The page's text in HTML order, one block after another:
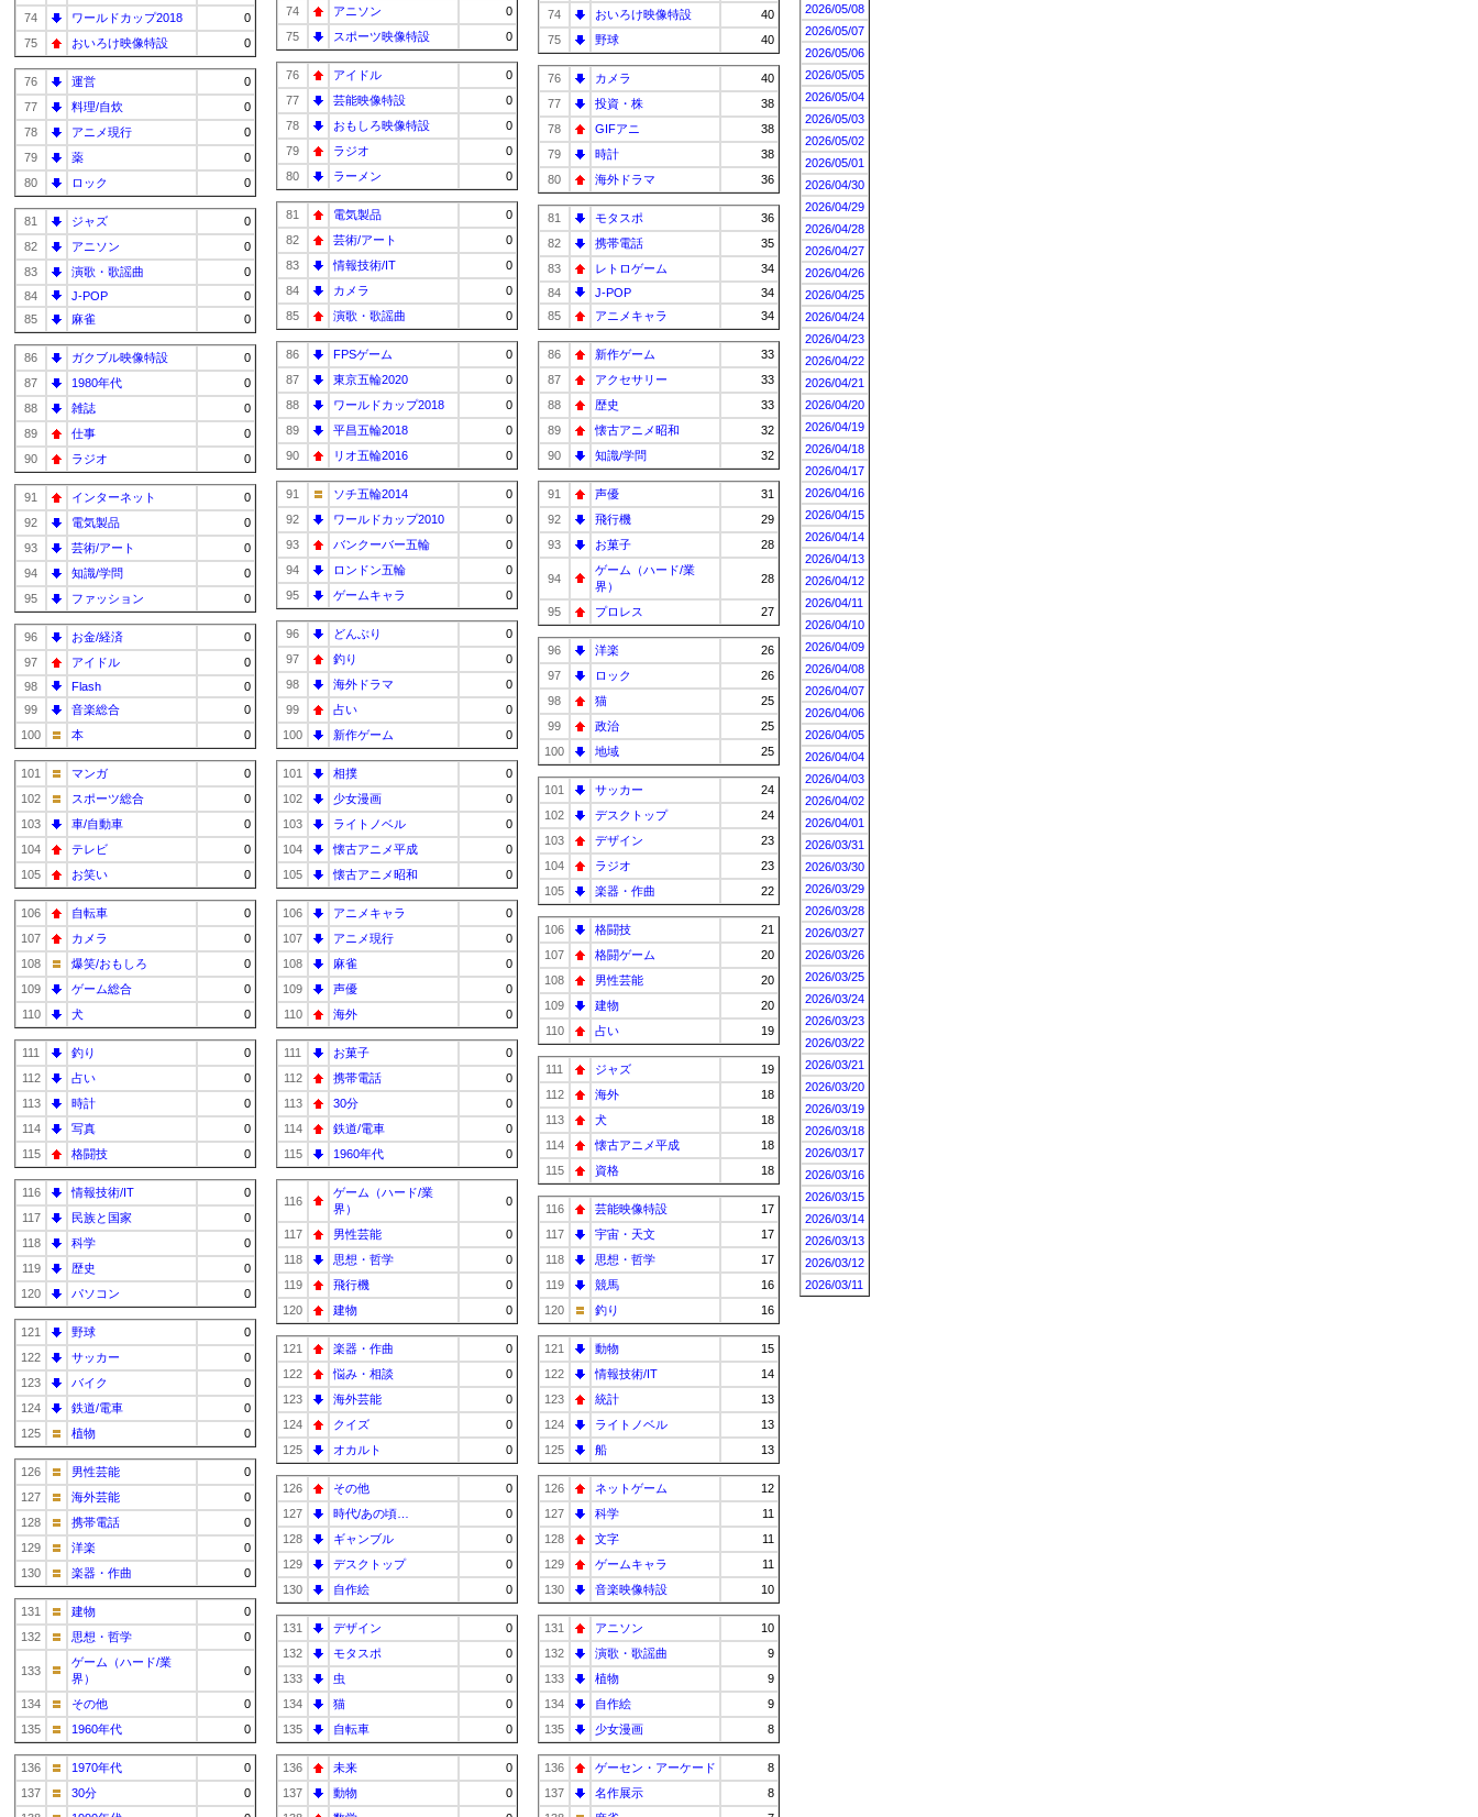
74
ワールドカップ2018
0
75
おいろけ映像特設 0
76 運営
0
77
料理/自炊
0
78
アニメ現行
0
79
薬
0
80
ロック 0
81 ジャズ
0
82
アニソン
0
83
演歌・歌謡曲
0
84
J-POP
0
85
麻雀 0
86 ガクブル映像特設
0
87
1980年代
0
88
雑誌
0
89
仕事
0
90
ラジオ 0
91 インターネット
0
92
電気製品
0
93
芸術/アート
0
94
知識/学問
0
95
ファッション 0
96 お金/経済
0
97
アイドル
0
98
Flash
0
99
音楽総合
0
100
本 0
101 マンガ
0
102
スポーツ総合
0
103
車/自動車
0
104
テレビ
0
105
お笑い 0
106 自転車
0
107
カメラ
0
108
爆笑/おもしろ
0
109
ゲーム総合
0
110
犬 0
111 釣り
0
112
占い
0
113
時計
0
114
写真
0
115
格闘技 0
116 情報技術/IT
0
117
民族と国家
0
118
科学
0
119
歴史
0
120
パソコン 0
121 野球
0
122
サッカー
0
123
バイク
0
124
鉄道/電車
0
125
植物 0
126 男性芸能
0
127
海外芸能
0
128
携帯電話
0
129
洋楽
0
130
楽器・作曲 0
131 建物
0
132
思想・哲学 0
133
ゲーム（ハード/業
界）
0
134 その他
0
135
1960年代 0
136 1970年代
0
137
30分
0
74
アニソン
0
75
スポーツ映像特設 0
76 アイドル
0
77
芸能映像特設
0
78
おもしろ映像特設
0
79
ラジオ
0
80
ラーメン 0
81 電気製品
0
82
芸術/アート
0
83
情報技術/IT
0
84
カメラ
0
85
演歌・歌謡曲 0
86 FPSゲーム
0
87
東京五輪2020
0
88
ワールドカップ2018
0
89
平昌五輪2018
0
90
リオ五輪2016 0
91 ソチ五輪2014
0
92
ワールドカップ2010
0
93
バンクーバー五輪
0
94
ロンドン五輪
0
95
ゲームキャラ 0
96 どんぶり
0
97
釣り
0
98
海外ドラマ
0
99
占い
0
100
新作ゲーム 0
101 相撲
0
102
少女漫画
0
103
ライトノベル
0
104
懐古アニメ平成
0
105
懐古アニメ昭和 0
106 アニメキャラ
0
107
アニメ現行
0
108
麻雀
0
109
声優
0
110
海外 0
111 お菓子
0
112
携帯電話
0
113
30分
0
114
鉄道/電車
0
115
1960年代 0
116
ゲーム（ハード/業
界）
0
117 男性芸能
0
118
思想・哲学
0
119
飛行機
0
120
建物 0
121 楽器・作曲
0
122
悩み・相談
0
123
海外芸能
0
124
クイズ
0
125
オカルト 0
126 その他
0
127
時代/あの頃…
0
128
ギャンブル
0
129
デスクトップ
0
130
自作絵 0
131 デザイン
0
132
モタスポ
0
133
虫
0
134
猫
0
135
自転車 0
136 未来
0
137
動物
0
74
おいろけ映像特設
40
75
野球 40
76 カメラ
40
77
投資・株
38
78
GIFアニ
38
79
時計
38
80
海外ドラマ 36
81 モタスポ
36
82
携帯電話
35
83
レトロゲーム
34
84
J-POP
34
85
アニメキャラ 34
86 新作ゲーム
33
87
アクセサリー
33
88
歴史
33
89
懐古アニメ昭和
32
90
知識/学問 32
91 声優
31
92
飛行機
29
93
お菓子 28
94
ゲーム（ハード/業
界）
28
95 プロレス 27
96 洋楽
26
97
ロック
26
98
猫
25
99
政治
25
100
地域 25
101 サッカー
24
102
デスクトップ
24
103
デザイン
23
104
ラジオ
23
105
楽器・作曲 22
106 格闘技
21
107
格闘ゲーム
20
108
男性芸能
20
109
建物
20
110
占い 19
111 ジャズ
19
112
海外
18
113
犬
18
114
懐古アニメ平成
18
115
資格 18
116 芸能映像特設
17
117
宇宙・天文
17
118
思想・哲学
17
119
競馬
16
120
釣り 16
121 動物
15
122
情報技術/IT
14
123
統計
13
124
ライトノベル
13
125
船 13
126 ネットゲーム
12
127
科学
11
128
文字
11
129
ゲームキャラ
11
130
音楽映像特設 10
131 アニソン
10
132
演歌・歌謡曲
9
133
植物
9
134
自作絵
9
135
少女漫画 8
136 ゲーセン・アーケード
8
137
名作展示
8
2026/05/08
2026/05/07
2026/05/06
2026/05/05
2026/05/04
2026/05/03
2026/05/02
2026/05/01
2026/04/30
2026/04/29
2026/04/28
2026/04/27
2026/04/26
2026/04/25
2026/04/24
2026/04/23
2026/04/22
2026/04/21
2026/04/20
2026/04/19
2026/04/18
2026/04/17
2026/04/16
2026/04/15
2026/04/14
2026/04/13
2026/04/12
2026/04/11
2026/04/10
2026/04/09
2026/04/08
2026/04/07
2026/04/06
2026/04/05
2026/04/04
2026/04/03
2026/04/02
2026/04/01
2026/03/31
2026/03/30
2026/03/29
2026/03/28
2026/03/27
2026/03/26
2026/03/25
2026/03/24
2026/03/23
2026/03/22
2026/03/21
2026/03/20
2026/03/19
2026/03/18
2026/03/17
2026/03/16
2026/03/15
2026/03/14
2026/03/13
2026/03/12
2026/03/11